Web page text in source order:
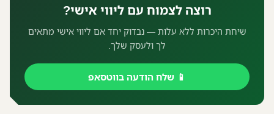
רוצה לצמוח עם ליווי אישי?
שיחת היכרות ללא עלות — נבדוק יחד אם ליווי אישי מתאים
לך ולעסק שלך.
📱 שלח הודעה בווטסאפ